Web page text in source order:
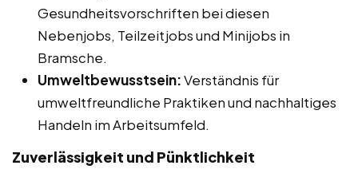
Gesundheitsvorschriften bei diesen
Nebenjobs, Teilzeitjobs und Minijobs in
Bramsche.
Umweltbewusstsein:Verständnis für
umweltfreundliche Praktiken und nachhaltiges
Handeln im Arbeitsumfeld.
Zuverlässigkeit und Pünktlichkeit